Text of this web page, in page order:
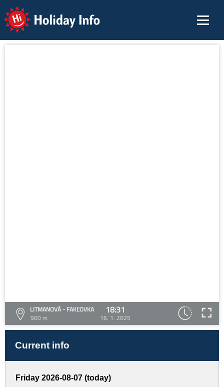
Holiday Info
LITMANOVÁ - FAKĽOVKA
900 m
18:31
16. 1. 2025
Current info
Friday 2026-08-07 (today)